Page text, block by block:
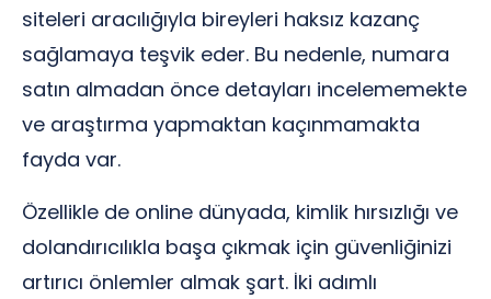
siteleri aracılığıyla bireyleri haksız kazanç
sağlamaya teşvik eder. Bu nedenle, numara
satın almadan önce detayları incelememekte
ve araştırma yapmaktan kaçınmamakta
fayda var.
Özellikle de online dünyada, kimlik hırsızlığı ve
dolandırıcılıkla başa çıkmak için güvenliğinizi
artırıcı önlemler almak şart. İki adımlı